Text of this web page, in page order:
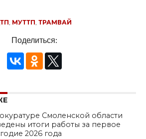
, МУТТП, ТРАМВАЙ
Поделиться:
Смоленской области
итоги работы за первое
2026 года